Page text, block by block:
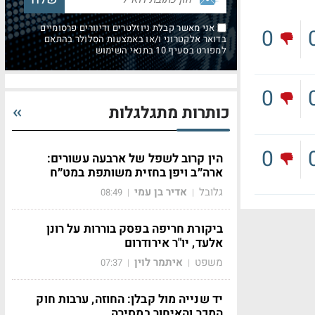
0
0
0
אני מאשר קבלת ניוזלטרים ודיוורים פרסומיים
בדואר אלקטרוני ו/או באמצעות הסלולר בהתאם
למפורט בסעיף 10 בתנאי השימוש
כותרות מתגלגלות
הין קרוב לשפל של ארבעה עשורים:
ארה״ב ויפן בחזית משותפת במט״ח
גלובל | אדיר בן עמי |
08:49
ביקורת חריפה בפסק בוררות על רונן
אלעד, יו"ר אירודרום
משפט | איתמר לוין |
07:37
יד שנייה מול קבלן: החוזה, ערבות חוק